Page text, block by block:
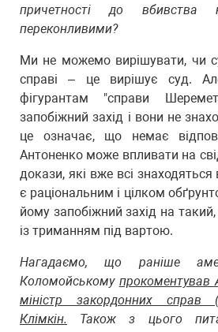
причетності до
переконливими?
Ми не можемо вирішувати, чи
справі – це вирішує суд.
фігурантам "справи
запобіжний захід і вони не
це означає, що немає
Антоненко може впливати на
докази, які вже всі
є раціональним і цілком
йому запобіжний захід на
із триманням під вартою.
Нагадаємо, що раніше
Коломойському прокоментував
міністр закордонних справ
Клімкін.
Також з цього